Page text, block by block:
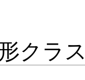
クラ